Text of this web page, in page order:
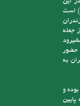
این
) است
جمله
حضور
به
و